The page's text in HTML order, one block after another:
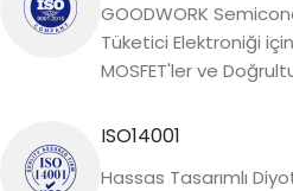
GOODWORK
Tüketici Elektroniği
MOSFET'ler ve
ISO14001
Hassas Tasarımlı